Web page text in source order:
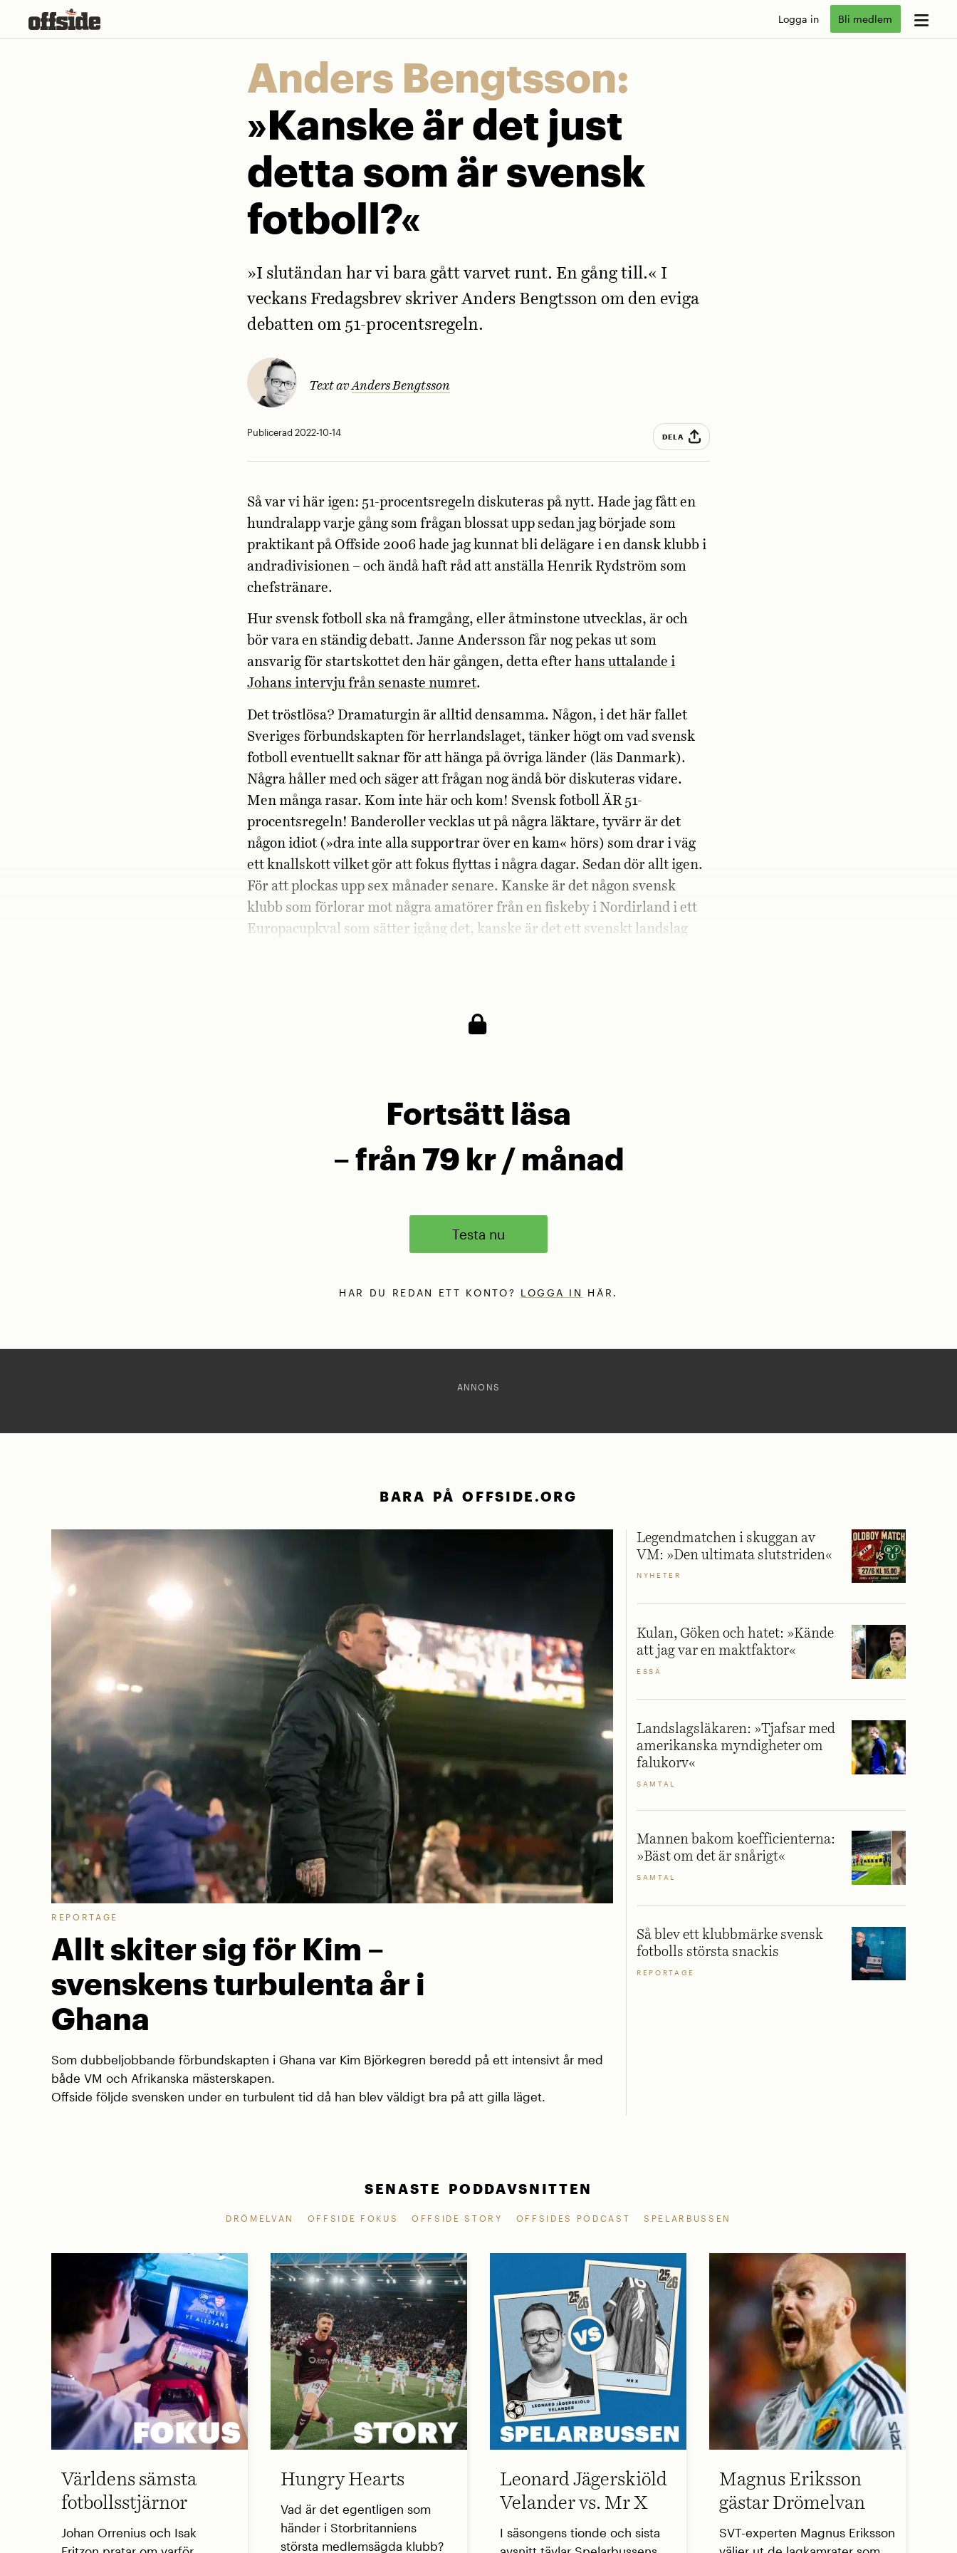
Logga in Bli medlem
Anders Bengtsson:
»Kanske är det just
detta som är svensk
fotboll?«
»I slutändan har vi bara gått varvet runt. En gång till.« I
veckans Fredagsbrev skriver Anders Bengtsson om den eviga
debatten om 51-procentsregeln.
Text avAnders Bengtsson
Publicerad 2022-10-14 DELA
Så var vi här igen: 51-procentsregeln diskuteras på nytt. Hade jag fått en
hundralapp varje gång som frågan blossat upp sedan jag började som
praktikant på Offside 2006 hade jag kunnat bli delägare i en dansk klubb i
andradivisionen – och ändå haft råd att anställa Henrik Rydström som
chefstränare.
Hur svensk fotboll ska nå framgång, eller åtminstone utvecklas, är och
bör vara en ständig debatt. Janne Andersson får nog pekas ut som
ansvarig för startskottet den här gången, detta efter hans uttalande i
Johans intervju från senaste numret.
Det tröstlösa? Dramaturgin är alltid densamma. Någon, i det här fallet
Sveriges förbundskapten för herrlandslaget, tänker högt om vad svensk
fotboll eventuellt saknar för att hänga på övriga länder (läs Danmark).
Några håller med och säger att frågan nog ändå bör diskuteras vidare.
Men många rasar. Kom inte här och kom! Svensk fotboll ÄR 51-
procentsregeln! Banderoller vecklas ut på några läktare, tyvärr är det
någon idiot (»dra inte alla supportrar över en kam« hörs) som drar i väg
ett knallskott vilket gör att fokus flyttas i några dagar. Sedan dör allt igen.
För att plockas upp sex månader senare. Kanske är det någon svensk
klubb som förlorar mot några amatörer från en fiskeby i Nordirland i ett
Europacupkval som sätter igång det, kanske är det ett svenskt landslag
Fortsätt läsa
– från 79 kr / månad
Testa nu
HAR DU REDAN ETT KONTO? LOGGA IN HÄR.
ANNONS
BARA PÅ OFFSIDE.ORG
REPORTAGE
Allt skiter sig för Kim –
svenskens turbulenta år i
Ghana
Som dubbeljobbande förbundskapten i Ghana var Kim Björkegren beredd på ett intensivt år med
både VM och Afrikanska mästerskapen.
Offside följde svensken under en turbulent tid då han blev väldigt bra på att gilla läget.
Legendmatchen i skuggan av
VM: »Den ultimata slutstriden«
NYHETER
Kulan, Göken och hatet: »Kände
att jag var en maktfaktor«
ESSÄ
Landslagsläkaren: »Tjafsar med
amerikanska myndigheter om
falukorv«
SAMTAL
Mannen bakom koefficienterna:
»Bäst om det är snårigt«
SAMTAL
Så blev ett klubbmärke svensk
fotbolls största snackis
REPORTAGE
SENASTE PODDAVSNITTEN
DRÖMELVAN OFFSIDE FOKUS OFFSIDE STORY OFFSIDES PODCAST SPELARBUSSEN
Världens sämsta
fotbollsstjärnor
Johan Orrenius och Isak
Hungry Hearts
Vad är det egentligen som
händer i Storbritanniens
största medlemsägda klubb?
Leonard Jägerskiöld
Velander vs. Mr X
I säsongens tionde och sista
Magnus Eriksson
gästar Drömelvan
SVT-experten Magnus Eriksson